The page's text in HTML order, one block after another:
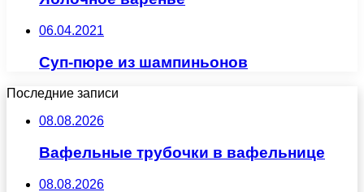
06.04.2021
Суп-пюре из шампиньонов
Последние записи
08.08.2026
Вафельные трубочки в вафельнице
08.08.2026